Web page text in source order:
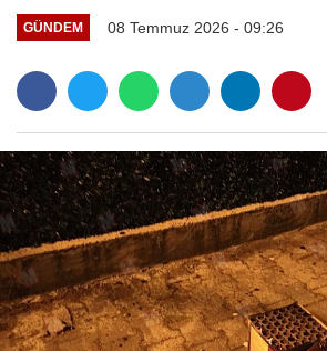
GÜNDEM 08 Temmuz 2026 - 09:26